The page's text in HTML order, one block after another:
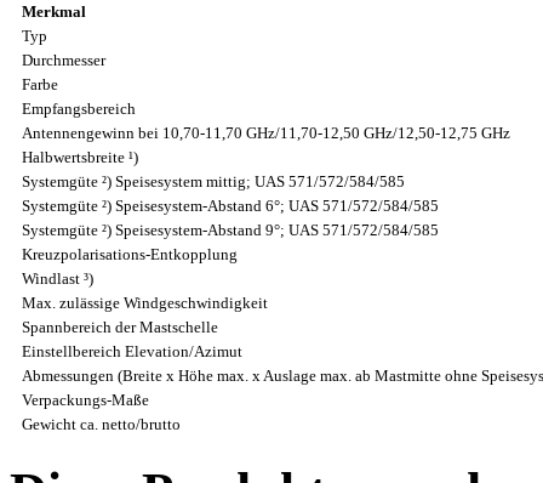
Merkmal
Typ
Durchmesser
Farbe
Empfangsbereich
Antennengewinn bei 10,70-11,70 GHz/11,70-12,50 GHz/12,50-12,75 GHz
Halbwertsbreite ¹)
Systemgüte ²) Speisesystem mittig; UAS 571/572/584/585
Systemgüte ²) Speisesystem-Abstand 6°; UAS 571/572/584/585
Systemgüte ²) Speisesystem-Abstand 9°; UAS 571/572/584/585
Kreuzpolarisations-Entkopplung
Windlast ³)
Max. zulässige Windgeschwindigkeit
Spannbereich der Mastschelle
Einstellbereich Elevation/Azimut
Abmessungen (Breite x Höhe max. x Auslage max. ab Mastmitte ohne
Verpackungs-Maße
Gewicht ca. netto/brutto